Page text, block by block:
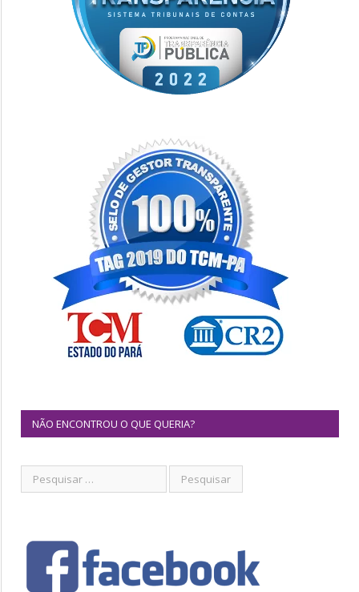
NÃO ENCONTROU O QUE QUERIA?